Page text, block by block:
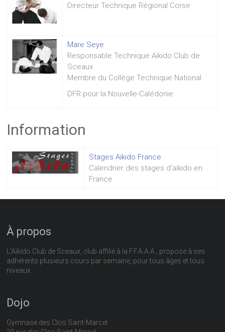
Directeur Technique Régional Corse
Mare Seye
Responsable Technique Aïkido Club de
Sceaux
Membre du Collège Technique National
DFR pour la Nouvelle-Calédonie
Information
Stages Aïkido France
Calendrier des stages d’aïkido en
France
À propos
L'Aïkido Club de Sceaux, club affilié à la F.F.A.A.A., propose à ses
adhérents plusieurs cours par semaine, pour tous âges et tous
niveaux.
Dojo
Gymnase des Clos Saint-Marcel